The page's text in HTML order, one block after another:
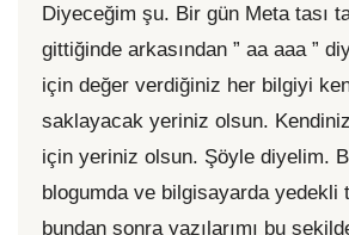
Diyeceğim şu. Bir gün Meta tası
gittiğinde arkasından ” aa aaa ”
için değer verdiğiniz her bilgiyi
saklayacak yeriniz olsun.
için yeriniz olsun. Şöyle diyelim.
blogumda ve bilgisayarda yedekli
bundan sonra yazılarımı bu